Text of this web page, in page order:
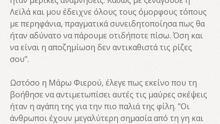
Λεϊλά και μου έδειχνε όλους τους όμορφους τόπους
με περηφάνια, πραγματικά συνειδητοποίησα πως θα
ήταν αδύνατο να πάρουμε οτιδήποτε πίσω. Όση και
να είναι η αποζημίωση δεν αντικαθιστά τις ρίζες
σου".
Ωστόσο η Μάρω Φιερού, έλεγε πως εκείνο που τη
βοήθησε να αντιμετωπίσει αυτές τις μαύρες σκέψεις
ήταν η αγάπη της για την πιο παλιά της φίλη. "Οι
άνθρωποι έχουν μεγαλύτερη σημασία από τη γη και